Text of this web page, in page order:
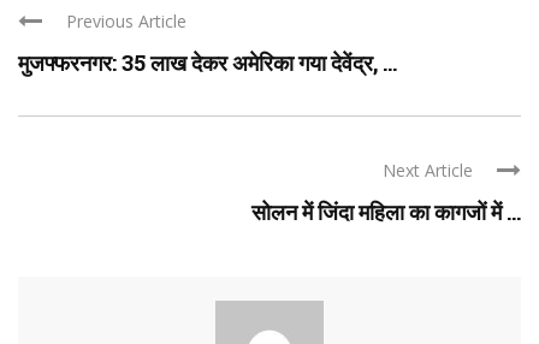
Previous Article
मुजफ्फरनगर: 35 लाख देकर अमेरिका गया देवेंद्र, ...
Next Article
सोलन में जिंदा महिला का कागजों में ...